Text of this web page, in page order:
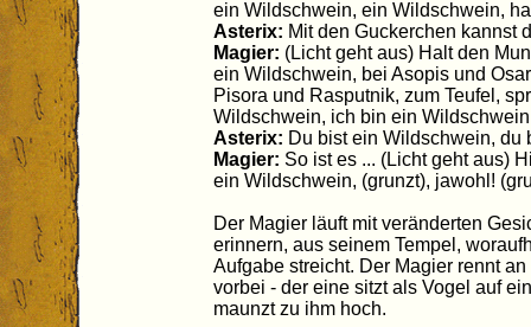
ein Wildschwein, ein Wildschwein,
Asterix: Mit den Guckerchen kannst
Magier: (Licht geht aus) Halt den
ein Wildschwein, bei Asopis und
Pisora und Rasputnik, zum Teufel,
Wildschwein, ich bin ein
Asterix: Du bist ein Wildschwein, du
Magier: So ist es ... (Licht geht aus)
ein Wildschwein, (grunzt), jawohl!
Der Magier läuft mit veränderten
erinnern, aus seinem Tempel,
Aufgabe streicht. Der Magier rennt
vorbei - der eine sitzt als Vogel auf
maunzt zu ihm hoch.